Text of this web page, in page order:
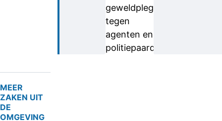
geweldpleging
tegen
agenten en
politiepaarden.
MEER
ZAKEN UIT
DE
OMGEVING